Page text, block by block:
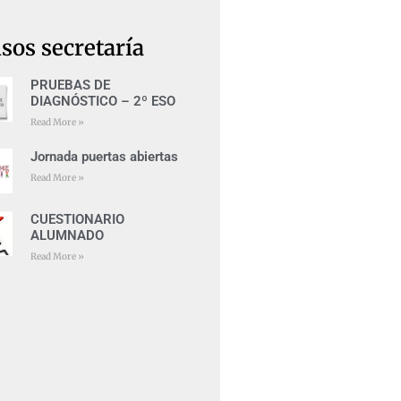
secretaría
PRUEBAS DE
DIAGNÓSTICO – 2º ESO
Read More »
Jornada puertas abiertas
Read More »
CUESTIONARIO
ALUMNADO
Read More »